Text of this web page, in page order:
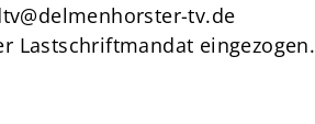
tv.de
Lastschriftmandat eingezogen.